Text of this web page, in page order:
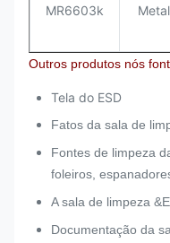
MR6603k Metal
Outros produtos nós
Tela do ESD
Fatos da sala de
Fontes de limpeza
foleiros,
A sala de limpeza
Documentação da